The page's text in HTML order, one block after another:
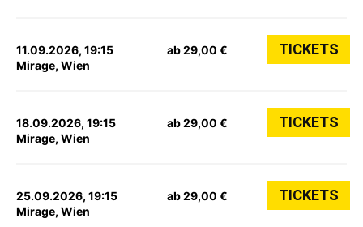
11.09.2026, 19:15
Mirage, Wien
ab 29,00 € TICKETS
18.09.2026, 19:15
Mirage, Wien
ab 29,00 € TICKETS
25.09.2026, 19:15
Mirage, Wien
ab 29,00 € TICKETS